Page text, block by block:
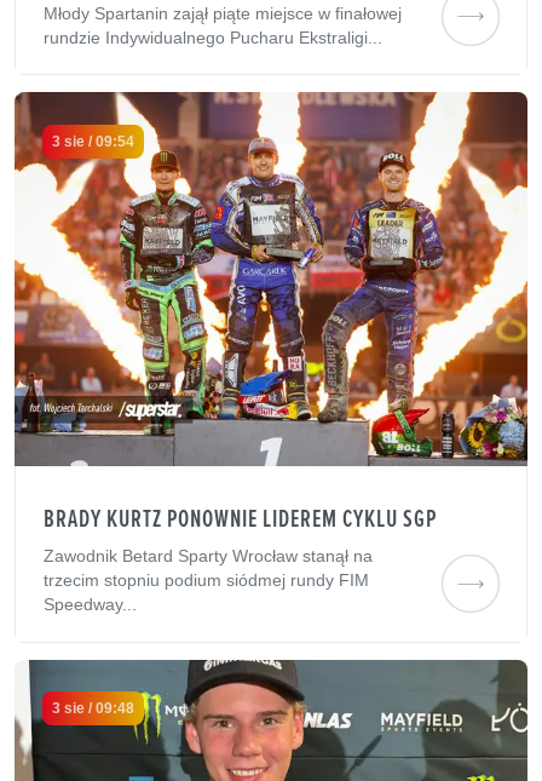
Młody Spartanin zajął piąte miejsce w finałowej
rundzie Indywidualnego Pucharu Ekstraligi...
3 sie / 09:54
BRADY KURTZ PONOWNIE LIDEREM CYKLU SGP
Zawodnik Betard Sparty Wrocław stanął na
trzecim stopniu podium siódmej rundy FIM
Speedway...
3 sie / 09:48